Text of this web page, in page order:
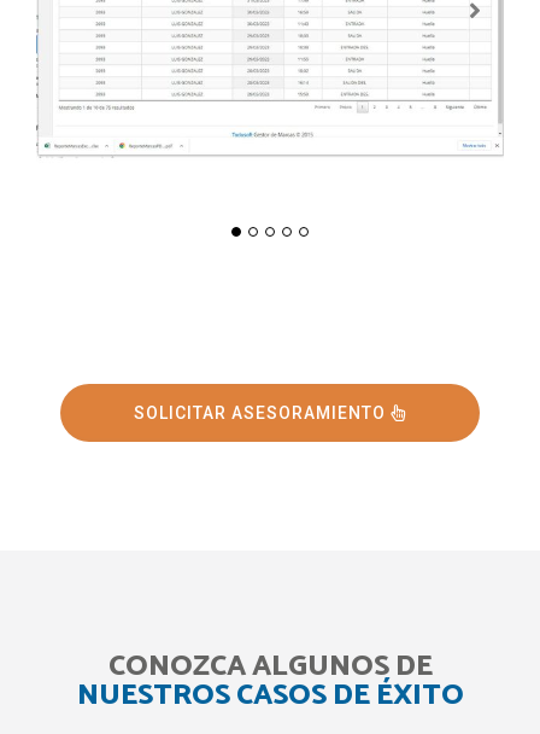
SOLICITAR ASESORAMIENTO
CONOZCA ALGUNOS DE
NUESTROS CASOS DE ÉXITO